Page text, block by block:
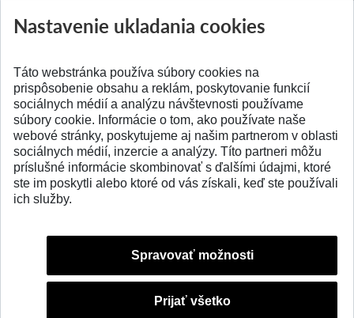
Pridané 28.07.2026 Pridané 23.06.2026
SPÄŤ NA VRCH
Nastavenie ukladania cookies
Táto webstránka používa súbory cookies na
prispôsobenie obsahu a reklám, poskytovanie funkcií
sociálnych médií a analýzu návštevnosti používame
súbory cookie. Informácie o tom, ako používate naše
webové stránky, poskytujeme aj našim partnerom v oblasti
sociálnych médií, inzercie a analýzy. Títo partneri môžu
príslušné informácie skombinovať s ďalšími údajmi, ktoré
ste im poskytli alebo ktoré od vás získali, keď ste používali
ich služby.
Spravovať možnosti
Prijať všetko